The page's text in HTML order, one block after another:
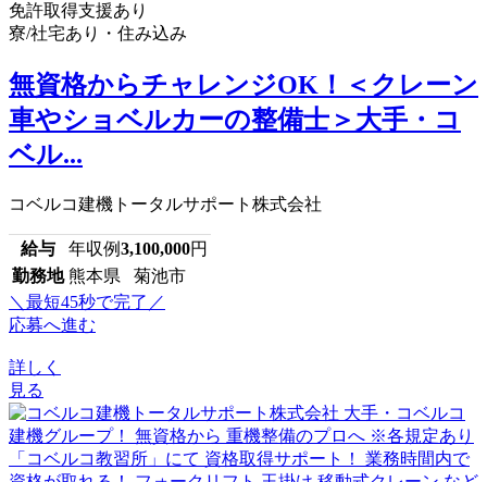
免許取得支援あり
寮/社宅あり・住み込み
無資格からチャレンジOK！＜クレーン
車やショベルカーの整備士＞大手・コ
ベル...
コベルコ建機トータルサポート株式会社
給与 年収例3,100,000円
勤務地 熊本県 菊池市
＼最短45秒で完了／
応募へ進む
詳しく
見る